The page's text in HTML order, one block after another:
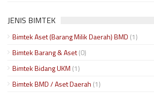
JENIS BIMTEK
Bimtek Aset (Barang Milik Daerah) BMD (1)
Bimtek Barang & Aset(0)
Bimtek Bidang UKM (1)
Bimtek BMD / Aset Daerah (1)